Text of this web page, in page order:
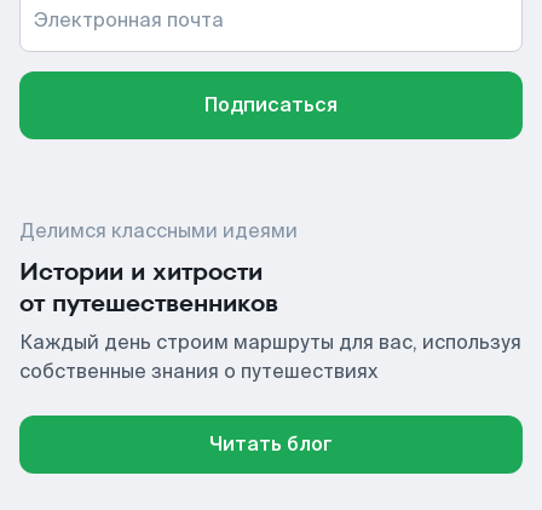
Электронная почта
Подписаться
Делимся классными идеями
Истории и хитрости
от путешественников
Каждый день строим маршруты для вас, используя
собственные знания о путешествиях
Читать блог